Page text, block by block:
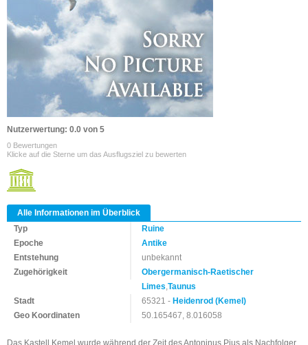
Nutzerwertung: 0.0 von 5
0 Bewertungen
Klicke auf die Sterne um das Ausflugsziel zu bewerten
Alle Informationen im Überblick
Typ
Ruine
Epoche
Antike
Entstehung
unbekannt
Zugehörigkeit
Obergermanisch-Raetischer
Limes,Taunus
Stadt
65321 - Heidenrod (Kemel)
Geo Koordinaten
50.165467, 8.016058
Das Kastell Kemel wurde während der Zeit des Antoninus Pius als Nachfolger